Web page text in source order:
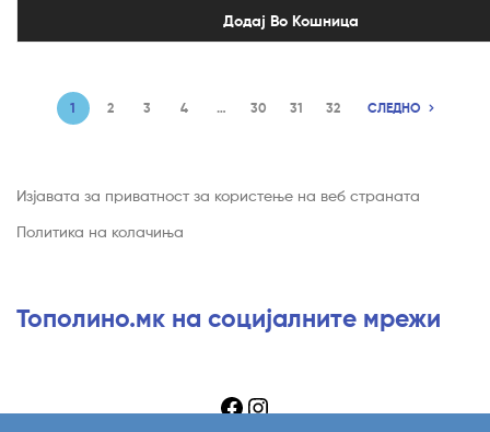
Додај Во Кошница
1 2 3 4 … 30 31 32 СЛЕДНО
Изјавата за приватност за користење на веб страната
Политика на колачиња
Тополино.мк на социјалните мрежи